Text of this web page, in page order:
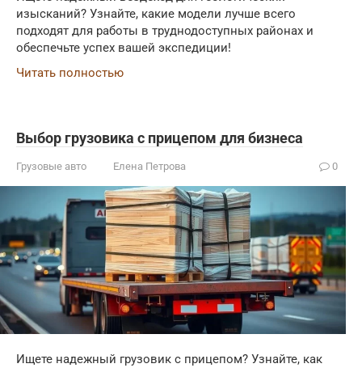
изысканий? Узнайте, какие модели лучше всего
подходят для работы в труднодоступных районах и
обеспечьте успех вашей экспедиции!
Читать полностью
Выбор грузовика с прицепом для бизнеса
Грузовые авто Елена Петрова 0
Ищете надежный грузовик с прицепом? Узнайте, как